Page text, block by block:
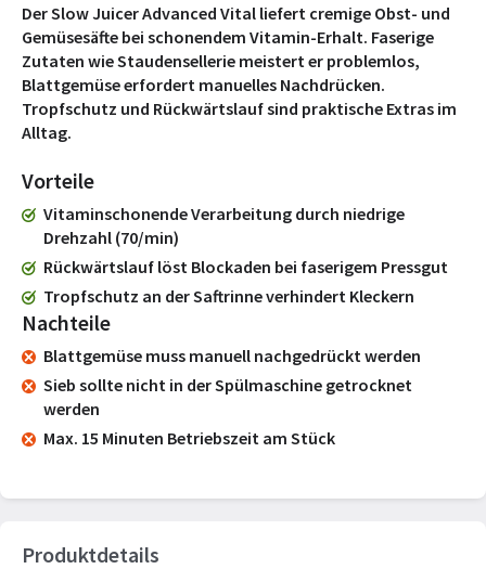
Der Slow Juicer Advanced Vital liefert cremige Obst- und
Gemüsesäfte bei schonendem Vitamin-Erhalt. Faserige
Zutaten wie Staudensellerie meistert er problemlos,
Blattgemüse erfordert manuelles Nachdrücken.
Tropfschutz und Rückwärtslauf sind praktische Extras im
Alltag.
Vorteile
Vitaminschonende Verarbeitung durch niedrige
Drehzahl (70/min)
Rückwärtslauf löst Blockaden bei faserigem Pressgut
Tropfschutz an der Saftrinne verhindert Kleckern
Nachteile
Blattgemüse muss manuell nachgedrückt werden
Sieb sollte nicht in der Spülmaschine getrocknet
werden
Max. 15 Minuten Betriebszeit am Stück
Produktdetails